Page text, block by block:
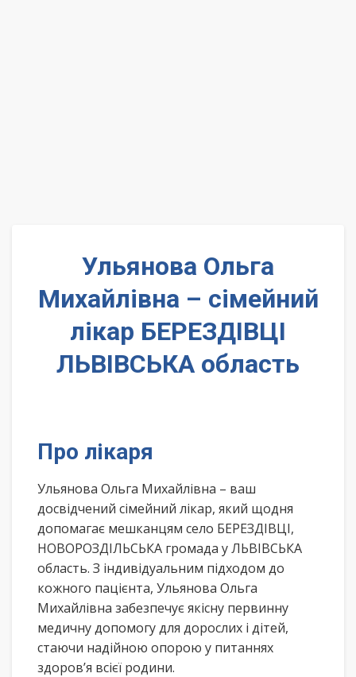
Ульянова Ольга
Михайлівна – сімейний
лікар БЕРЕЗДІВЦІ
ЛЬВІВСЬКА область
Про лікаря
Ульянова Ольга Михайлівна – ваш
досвідчений сімейний лікар, який щодня
допомагає мешканцям село БЕРЕЗДІВЦІ,
НОВОРОЗДІЛЬСЬКА громада у ЛЬВІВСЬКА
область. З індивідуальним підходом до
кожного пацієнта, Ульянова Ольга
Михайлівна забезпечує якісну первинну
медичну допомогу для дорослих і дітей,
стаючи надійною опорою у питаннях
здоров’я всієї родини.